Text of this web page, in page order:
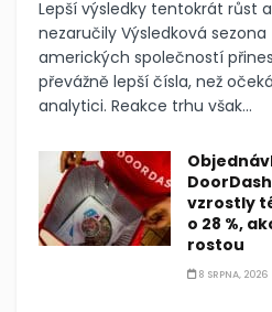
Lepší výsledky tentokrát růst
nezaručily Výsledková sezona
amerických společností
převážně lepší čísla, než
analytici. Reakce trhu však...
DoorDash
vzrostly
o 28 %,
rostou
8 SRPNA, 2026